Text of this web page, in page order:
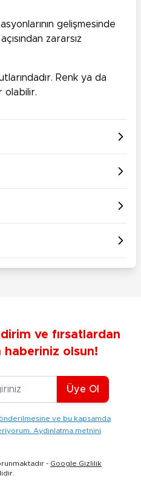
gelişmesinde
zararsız
Renk ya da
olabilir.
ve fırsatlardan
haberiniz olsun!
E-posta Adresiniz
Üye Ol
ve bu kapsamda
Aydınlatma metnini
- Google Gizlilik